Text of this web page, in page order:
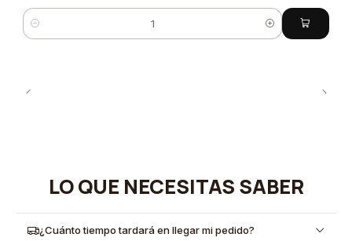
Cantidad
LO QUE NECESITAS SABER
¿Cuánto tiempo tardará en llegar mi pedido?